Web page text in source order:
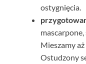
ostygnięcia.
Mieszamy
Ostudzony